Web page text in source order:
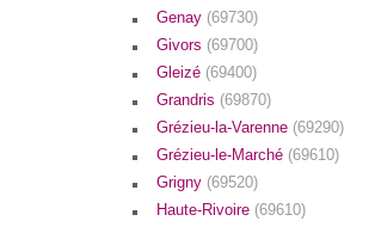
Genay (69730)
Givors (69700)
Gleizé (69400)
Grandris (69870)
Grézieu-la-Varenne (69290)
Grézieu-le-Marché (69610)
Grigny (69520)
Haute-Rivoire (69610)